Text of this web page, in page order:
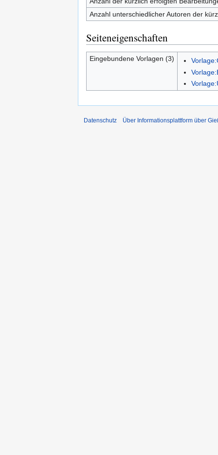
Anzahl unterschiedlicher Autoren der
Seiteneigenschaften
Eingebundene Vorlagen (3)
Datenschutz Über Informationsplattform über